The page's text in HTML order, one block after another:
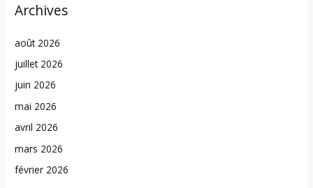
Archives
août 2026
juillet 2026
juin 2026
mai 2026
avril 2026
mars 2026
février 2026